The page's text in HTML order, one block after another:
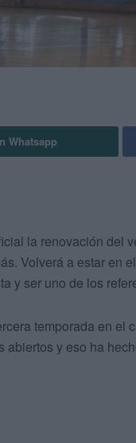
Whatsapp
la renovación del
Volverá a estar en
y ser uno de los
temporada en
abiertos y eso ha